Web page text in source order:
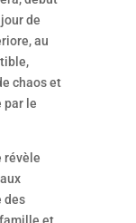
de
au
chaos et
par le
révèle
des